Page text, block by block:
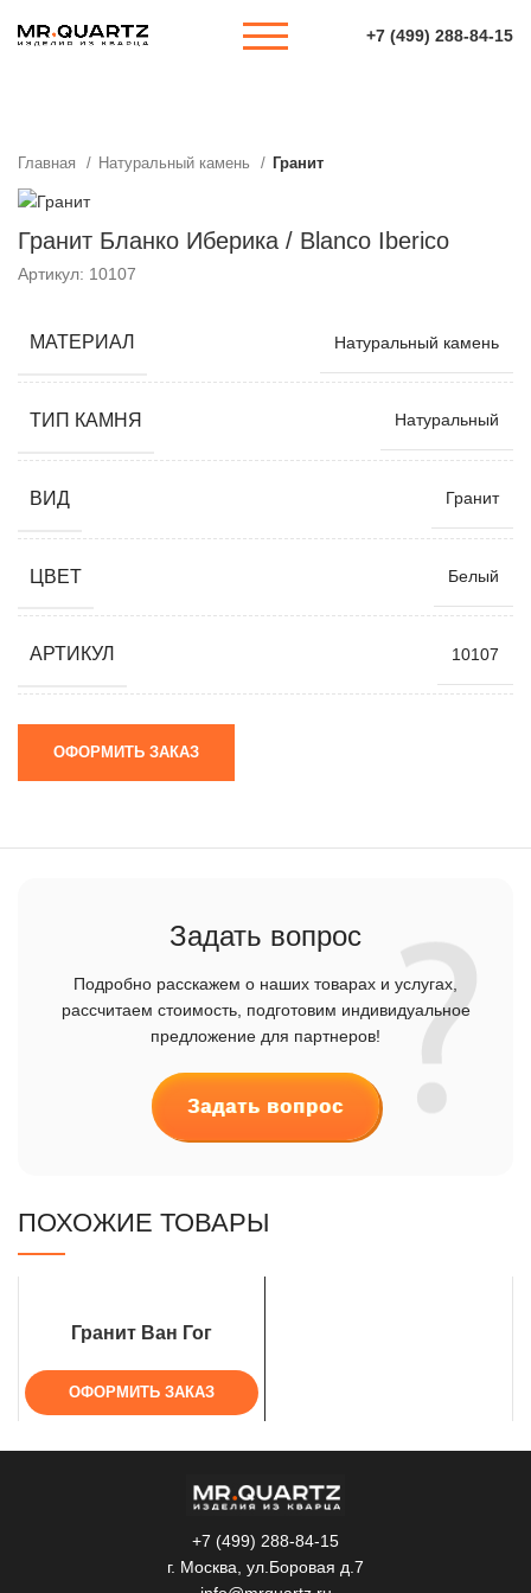
+7 (499) 288-84-15
Главная Натуральный камень Гранит
Гранит Бланко Иберика / Blanco Iberico
Артикул: 10107
МАТЕРИАЛ Натуральный камень
ТИП КАМНЯ Натуральный
ВИД Гранит
ЦВЕТ Белый
АРТИКУЛ 10107
ОФОРМИТЬ ЗАКАЗ
Задать вопрос
Подробно расскажем о наших товарах и услугах,
рассчитаем стоимость, подготовим индивидуальное
предложение для партнеров!
Задать вопрос
ПОХОЖИЕ ТОВАРЫ
Гранит Ван Гог
ОФОРМИТЬ ЗАКАЗ
+7 (499) 288-84-15
г. Москва, ул.Боровая д.7